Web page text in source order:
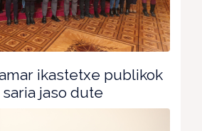
ikastetxe publikok
jaso dute